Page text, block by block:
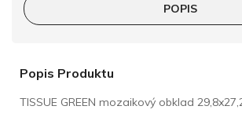
POPIS
Popis Produktu
TISSUE GREEN mozaikový obklad